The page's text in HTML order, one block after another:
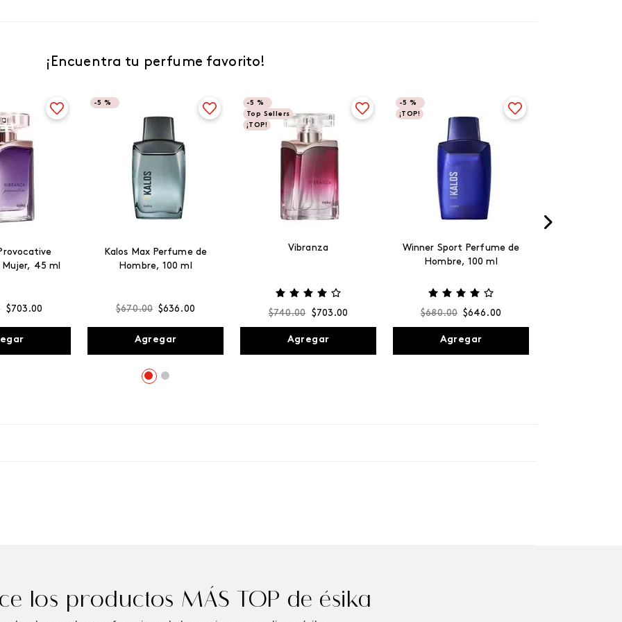
¡Encuentra tu perfume favorito!
45 ml
$703 .00
-5 %
Kalos Max Perfume de
Hombre, 100 ml
$670.00 $636 .00
Agregar
-5 %
Top Sellers
¡TOP!
Vibranza
$740.00 $703 .00
Agregar
-5 %
¡TOP!
Winner Sport Perfume de
Hombre, 100 ml
$680.00 $646 .00
Agregar
los productos MÁS TOP de ésika